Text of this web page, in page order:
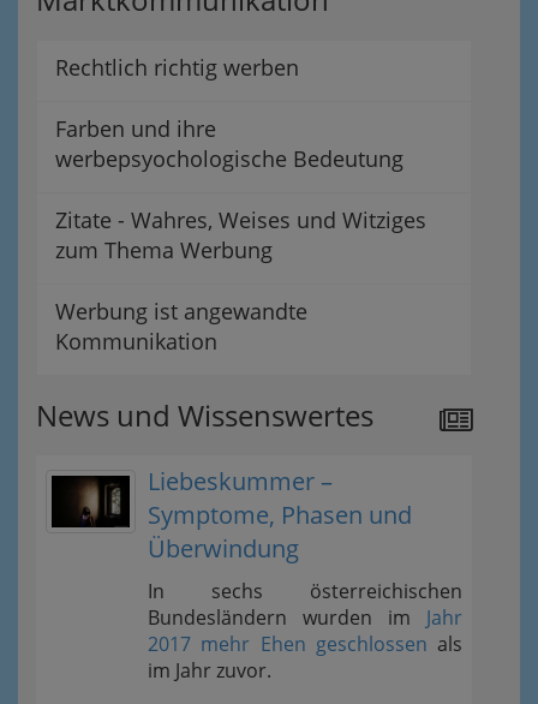
Rechtlich richtig werben
Farben und ihre
werbepsyochologische Bedeutung
Zitate - Wahres, Weises und Witziges
zum Thema Werbung
Werbung ist angewandte
Kommunikation
News und Wissenswertes
Liebeskummer –
Symptome, Phasen und
Überwindung
In sechs österreichischen
Bundesländern wurden im Jahr
2017 mehr Ehen geschlossen als
im Jahr zuvor.